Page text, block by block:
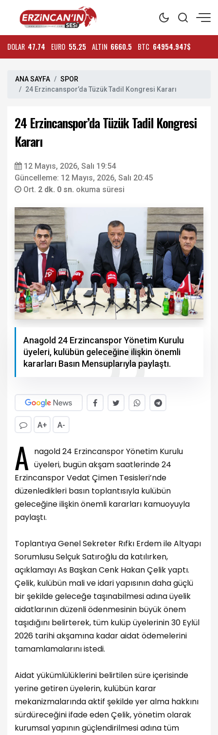
DOLAR 47.74 EURO 55.25 ALTIN 6660.5 BTC 64954.947$
ANA SAYFA
SPOR
24 Erzincanspor’da Tüzük Tadil Kongresi Kararı
24 Erzincanspor’da Tüzük Tadil Kongresi
Kararı
12 Mayıs, 2026, Salı 19:54
Güncelleme: 12 Mayıs, 2026, Salı 20:45
Ort. 2 dk. 0 sn. okuma süresi
Anagold 24 Erzincanspor Yönetim Kurulu
üyeleri, kulübün geleceğine ilişkin önemli
kararları Basın Mensuplarıyla paylaştı.
A+ A-
A nagold 24 Erzincanspor Yönetim Kurulu
üyeleri, bugün akşam saatlerinde 24
Erzincanspor Vedat Çimen Tesisleri’nde
düzenledikleri basın toplantısıyla kulübün
geleceğine ilişkin önemli kararları kamuoyuyla
paylaştı.
Toplantıya Genel Sekreter Rıfkı Erdem ile Altyapı
Sorumlusu Selçuk Satıroğlu da katılırken,
açıklamayı As Başkan Cenk Hakan Çelik yaptı.
Çelik, kulübün mali ve idari yapısının daha güçlü
bir şekilde geleceğe taşınabilmesi adına üyelik
aidatlarının düzenli ödenmesinin büyük önem
taşıdığını belirterek, tüm kulüp üyelerinin 30 Eylül
2026 tarihi akşamına kadar aidat ödemelerini
tamamlamalarını istedi.
Aidat yükümlülüklerini belirtilen süre içerisinde
yerine getiren üyelerin, kulübün karar
mekanizmalarında aktif şekilde yer alma hakkını
sürdüreceğini ifade eden Çelik, yönetim olarak
kurumsal yapının güçlendirilmesi adına tüm